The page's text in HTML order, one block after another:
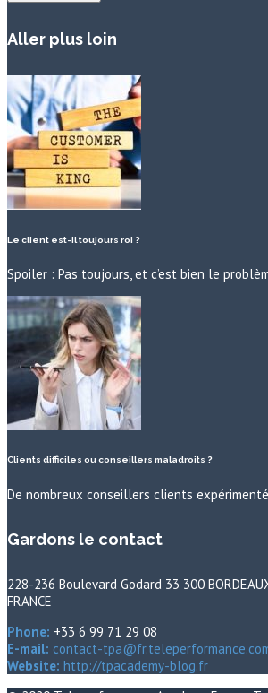
Aller plus loin
Le client est-il toujours roi ?
Spoiler : Pas toujours, et c’est bien le
Clients difficiles ou conseillers maladroits ?
De nombreux conseillers clients
Gardons le contact
228-236 Boulevard Godard 33 300
FRANCE
Phone: +33 6 99 71 29 08
E-mail: contact-
Website: http://tpacademy-blog.fr